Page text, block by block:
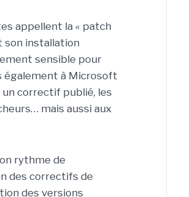
appellent la « patch
son installation
sensible pour
également à Microsoft
correctif publié, les
mais aussi aux
rythme de
des correctifs de
des versions